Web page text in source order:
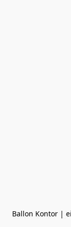
Ballon Kontor |